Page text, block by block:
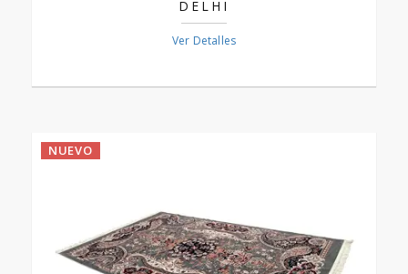
DELHI
Ver Detalles
NUEVO